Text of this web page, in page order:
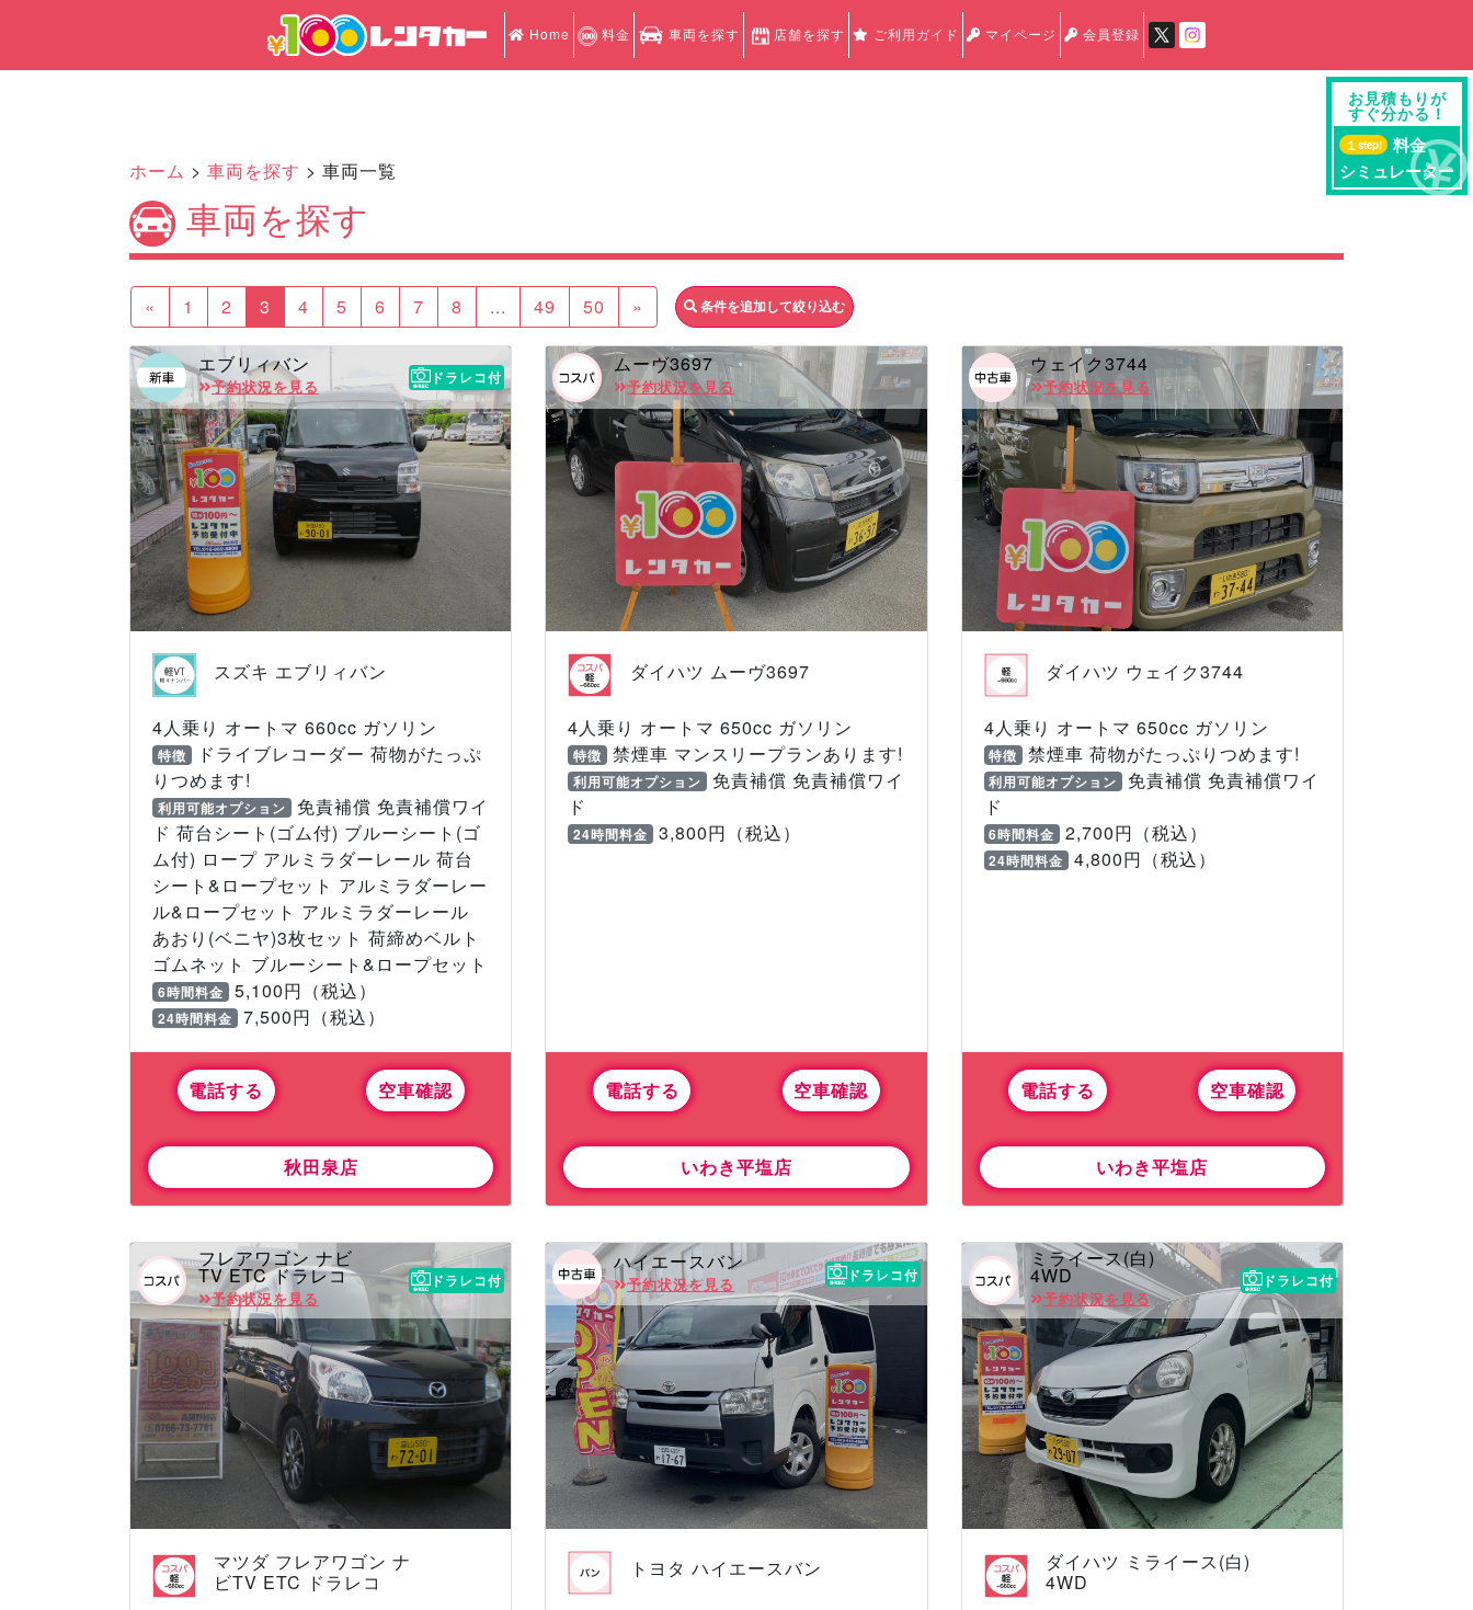
Home 料金 車両を探す 店舗を探す ご利用ガイド マイページ 会員登録
ホーム > 車両を探す > 車両一覧
車両を探す
« 1 2 3 4 5 6 7 8 ... 49 50 » 条件を追加して絞り込む
エブリィバン
予約状況を見る
ドラレコ付
スズキ エブリィバン
4人乗り オートマ 660cc ガソリン
特徴 ドライブレコーダー 荷物がたっぷ
りつめます!
利用可能オプション 免責補償 免責補償ワイ
ド 荷台シート(ゴム付) ブルーシート(ゴ
ム付) ロープ アルミラダーレール 荷台
シート&ロープセット アルミラダーレー
ル&ロープセット アルミラダーレール
あおり(ベニヤ)3枚セット 荷締めベルト
ゴムネット ブルーシート&ロープセット
6時間料金 5,100円（税込）
24時間料金 7,500円（税込）
電話する 空車確認
秋田泉店
ムーヴ3697
予約状況を見る
ダイハツ ムーヴ3697
4人乗り オートマ 650cc ガソリン
特徴 禁煙車 マンスリープランあります!
利用可能オプション 免責補償 免責補償ワイ
ド
24時間料金 3,800円（税込）
電話する 空車確認
いわき平塩店
ウェイク3744
予約状況を見る
ダイハツ ウェイク3744
4人乗り オートマ 650cc ガソリン
特徴 禁煙車 荷物がたっぷりつめます!
利用可能オプション
免責補償 免責補償ワイ
ド
6時間料金 2,700円（税込）
24時間料金 4,800円（税込）
電話する 空車確認
いわき平塩店
フレアワゴン ナビ
TV ETC ドラレコ
予約状況を見る
ドラレコ付
マツダ フレアワゴン ナ
ビTV ETC ドラレコ
ハイエースバン
予約状況を見る
ドラレコ付
トヨタ ハイエースバン
ミライース(白)
4WD
予約状況を見る
ドラレコ付
ダイハツ ミライース(白)
4WD
お見積もりが
すぐ分かる！
１step!
料金
シミュレーター